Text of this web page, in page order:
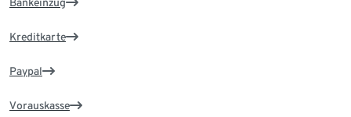
Bankeinzug
Kreditkarte
Paypal
Vorauskasse